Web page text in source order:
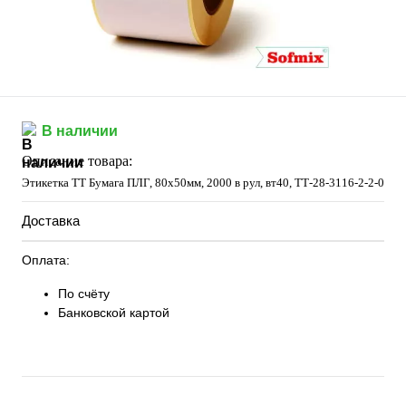
В наличии
Описание товара:
Этикетка ТТ Бумага ПЛГ, 80х50мм, 2000 в рул, вт40, TТ-28-3116-2-2-0
Доставка
Оплата:
По счёту
Банковской картой